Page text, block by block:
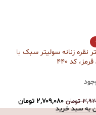
نقره زنانه سولیتر سبک با
کد 440
تومان ۲,۷۰۹,۰۸۰ تومان
به سبد خرید